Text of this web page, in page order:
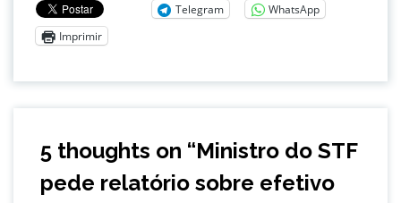
Telegram
WhatsApp
Imprimir
5 thoughts on “Ministro do STF
pede relatório sobre efetivo